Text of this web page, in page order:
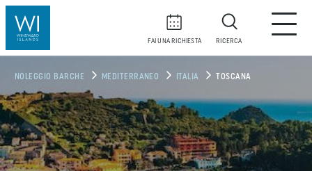
FAI UNA RICHIESTA RICERCA
NOLEGGIO BARCHE MEDITERRANEO ITALIA TOSCANA